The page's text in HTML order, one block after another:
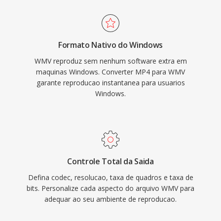
armazenamento limitado.
treinamento é conteúdo web centrado no
Windows ao longo dos anos 2000. O WMV
suporta recursos incluindo vídeo entrelacado,
codificação de múltiplas taxas de bits para
streaming adaptativo é gerenciamento de
direitos digitais por meio do Windows Média
para aplicações ricas de internet é serviços de
streaming. Embora a indústria tenha
amplamente migrado para H.264 e HEVC para
a maioria das aplicações, o WMV permanece
presente em sistemas corporativos legados de
gerenciamento de conteúdo, bibliotecas de
Formato Nativo do Windows
WMV reproduz sem nenhum software extra em
maquinas Windows. Converter MP4 para WMV
garante reproducao instantanea para usuarios
Windows.
Controle Total da Saida
Defina codec, resolucao, taxa de quadros e taxa de
bits. Personalize cada aspecto do arquivo WMV para
adequar ao seu ambiente de reproducao.